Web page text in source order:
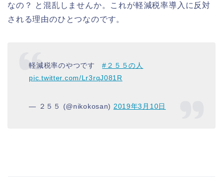
なの？ と混乱しませんか。これが軽減税率導入に反対
される理由のひとつなのです。
軽減税率のやつです#２５５の人
pic.twitter.com/Lr3rqJ081R
— ２５５ (@nikokosan) 2019年3月10日